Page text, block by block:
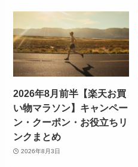
2026年8月前半【楽天お買
い物マラソン】キャンペー
ン・クーポン・お役立ちリ
ンクまとめ
2026年8月3日